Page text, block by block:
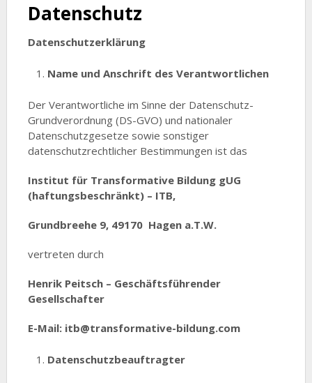
Datenschutz
Datenschutzerklärung
Name und Anschrift des Verantwortlichen
Der Verantwortliche im Sinne der Datenschutz-
Grundverordnung (DS-GVO) und nationaler
Datenschutzgesetze sowie sonstiger
datenschutzrechtlicher Bestimmungen ist das
Institut für Transformative Bildung gUG
(haftungsbeschränkt) – ITB,
Grundbreehe 9, 49170 Hagen a.T.W.
vertreten durch
Henrik Peitsch – Geschäftsführender
Gesellschafter
E-Mail: itb@transformative-bildung.com
Datenschutzbeauftragter